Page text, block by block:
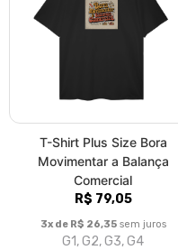
T-Shirt Plus Size Bora
Movimentar a Balança
Comercial
R$ 79,05
3x de R$ 26,35sem juros
G1, G2, G3, G4